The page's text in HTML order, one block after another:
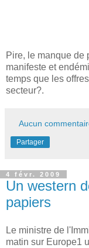
Pire, le manque de
manifeste et
temps que les
secteur?.
Aucun
Partager
4 févr. 2009
Un western
papiers
Le ministre de
matin sur Europe1